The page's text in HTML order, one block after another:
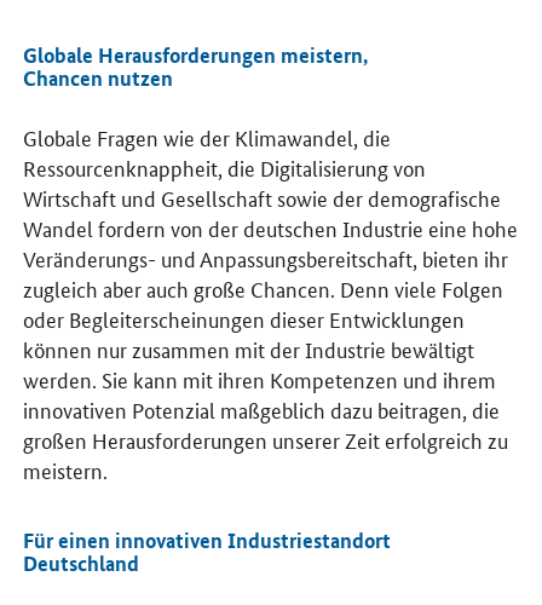
Globale Herausforderungen meistern,
Chancen nutzen
Globale Fragen wie der Klimawandel, die
Ressourcenknappheit, die Digitalisierung von
Wirtschaft und Gesellschaft sowie der demografische
Wandel fordern von der deutschen Industrie eine hohe
Veränderungs- und Anpassungsbereitschaft, bieten ihr
zugleich aber auch große Chancen. Denn viele Folgen
oder Begleiterscheinungen dieser Entwicklungen
können nur zusammen mit der Industrie bewältigt
werden. Sie kann mit ihren Kompetenzen und ihrem
innovativen Potenzial maßgeblich dazu beitragen, die
großen Herausforderungen unserer Zeit erfolgreich zu
meistern.
Für einen innovativen Industriestandort
Deutschland